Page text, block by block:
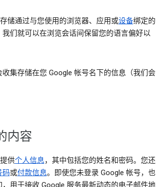
储通过与您使用的浏览器、应用或设备绑定的
们就可以在浏览会话间保留您的语言偏好以
集存储在您 Google 帐号名下的信息（我们会
内容
供个人信息，其中包括您的姓名和密码。您还
码或付款信息。即使您未登录 Google 帐号，也
用于接收 Google 服务最新动态的电子邮件地